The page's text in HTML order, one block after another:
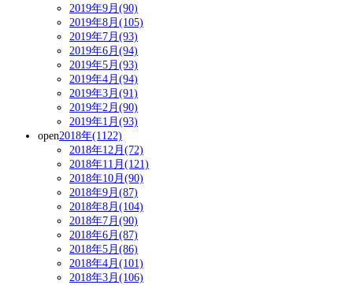
2019年9月(90)
2019年8月(105)
2019年7月(93)
2019年6月(94)
2019年5月(93)
2019年4月(94)
2019年3月(91)
2019年2月(90)
2019年1月(93)
open2018年(1122)
2018年12月(72)
2018年11月(121)
2018年10月(90)
2018年9月(87)
2018年8月(104)
2018年7月(90)
2018年6月(87)
2018年5月(86)
2018年4月(101)
2018年3月(106)